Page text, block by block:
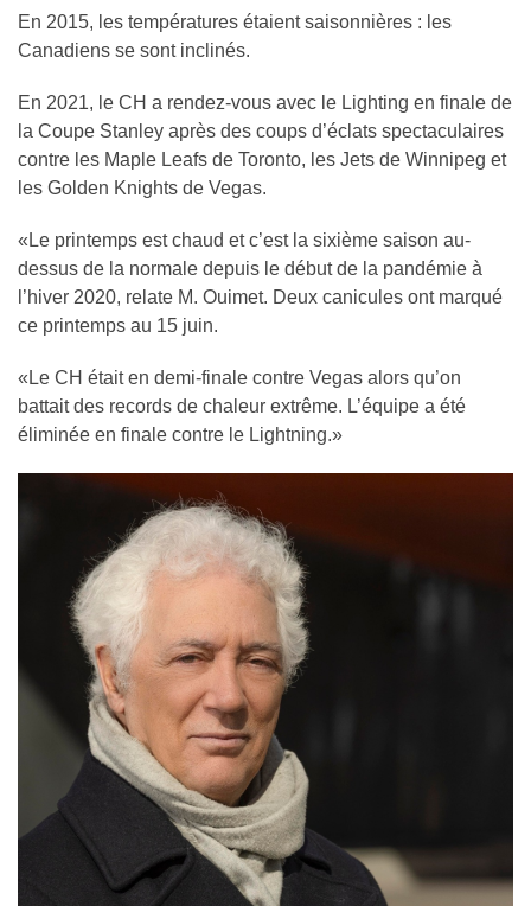
En 2015, les températures étaient saisonnières : les
Canadiens se sont inclinés.
En 2021, le CH a rendez-vous avec le Lighting en finale de
la Coupe Stanley après des coups d’éclats spectaculaires
contre les Maple Leafs de Toronto, les Jets de Winnipeg et
les Golden Knights de Vegas.
«Le printemps est chaud et c’est la sixième saison au-
dessus de la normale depuis le début de la pandémie à
l’hiver 2020, relate M. Ouimet. Deux canicules ont marqué
ce printemps au 15 juin.
«Le CH était en demi-finale contre Vegas alors qu’on
battait des records de chaleur extrême. L’équipe a été
éliminée en finale contre le Lightning.»